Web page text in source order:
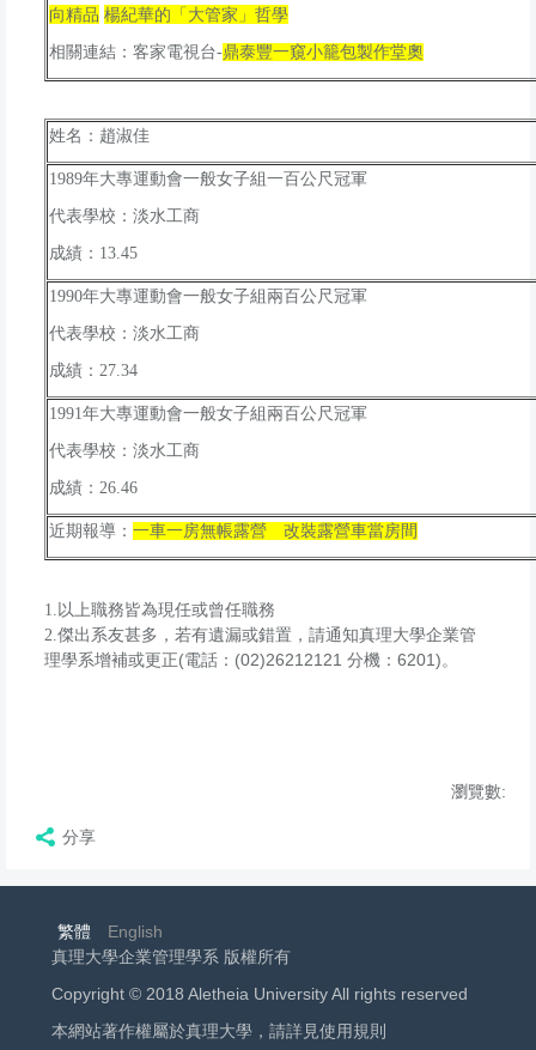
向精品 楊紀華的「大管家」哲學
相關連結：客家電視台-鼎泰豐一窺小籠包製作堂奧
姓名：趙淑佳
1989年大專運動會一般女子組一百公尺冠軍
代表學校：淡水工商
成績：13.45
1990年大專運動會一般女子組兩百公尺冠軍
代表學校：淡水工商
成績：27.34
1991年大專運動會一般女子組兩百公尺冠軍
代表學校：淡水工商
成績：26.46
近期報導： 一車一房無帳露營 改裝露營車當房間
1. 以上職務皆為現任或曾任職務
2.傑出系友甚多，若有遺漏或錯置，請通知真理大學企業管
理學系增補或更正(電話：(02)26212121 分機：6201)。
瀏覽數:
分享
繁體
English
真理大學企業管理學系 版權所有
Copyright © 2018 Aletheia University All rights reserved
本網站著作權屬於真理大學，請詳見使用規則